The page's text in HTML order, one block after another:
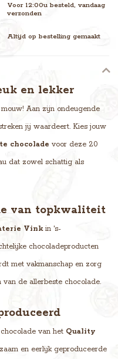
Voor 12:00u besteld, vandaag
verzonden
Altijd op bestelling gemaakt
en lekker
Aan zijn ondeugende
jij waardeert. Kies jouw
chocolade voor deze 20
dat zowel schattig als
van topkwaliteit
Vinkin 's-
chocoladeproducten
met vakmanschap en zorg
de allerbeste chocolade.
van het Quality
en eerlijk geproduceerde